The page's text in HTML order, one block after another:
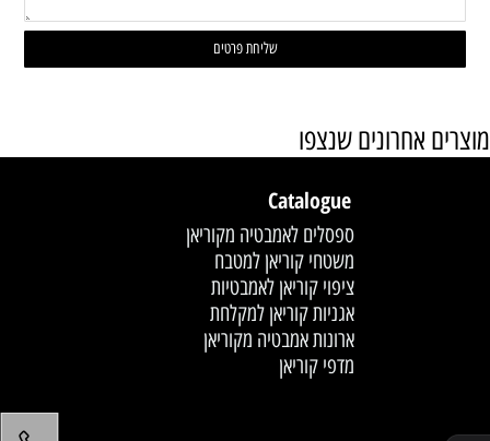
מוצרים אחרונים שנצפו
Catalogue
ספסלים לאמבטיה מקוריאן
משטחי קוריאן למטבח
ציפוי קוריאן לאמבטיות
אגניות קוריאן למקלחת
ארונות אמבטיה מקוריאן
מדפי קוריאן